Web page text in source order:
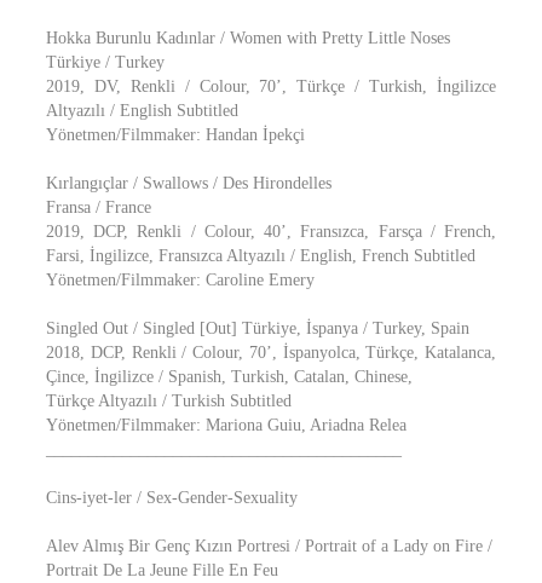
Hokka Burunlu Kadınlar / Women with Pretty Little Noses
Türkiye / Turkey
2019, DV, Renkli / Colour, 70’, Türkçe / Turkish, İngilizce
Altyazılı / English Subtitled
Yönetmen/Filmmaker: Handan İpekçi
Kırlangıçlar / Swallows / Des Hirondelles
Fransa / France
2019, DCP, Renkli / Colour, 40’, Fransızca, Farsça / French,
Farsi, İngilizce, Fransızca Altyazılı / English, French Subtitled
Yönetmen/Filmmaker: Caroline Emery
Singled Out / Singled [Out] Türkiye, İspanya / Turkey, Spain
2018, DCP, Renkli / Colour, 70’, İspanyolca, Türkçe, Katalanca,
Çince, İngilizce / Spanish, Turkish, Catalan, Chinese,
Türkçe Altyazılı / Turkish Subtitled
Yönetmen/Filmmaker: Mariona Guiu, Ariadna Relea
Cins-iyet-ler / Sex-Gender-Sexuality
Alev Almış Bir Genç Kızın Portresi / Portrait of a Lady on Fire /
Portrait De La Jeune Fille En Feu